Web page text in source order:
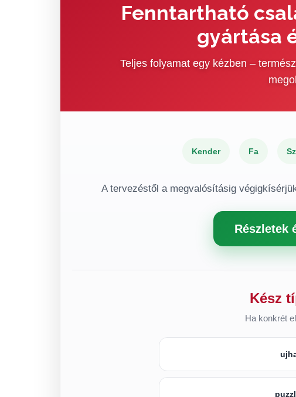
Fenntartható
gyártása
Teljes folyamat egy kézben –
Kender Fa
A tervezéstől a megvalósításig
Részletek
Kész
Ha konkrét